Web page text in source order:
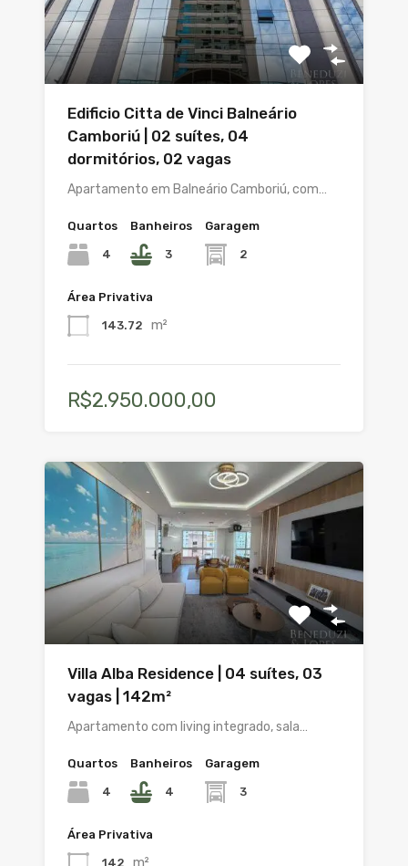
Edificio Citta de Vinci Balneário
Camboriú | 02 suítes, 04
dormitórios, 02 vagas
Apartamento em Balneário Camboriú, com…
Quartos
4
Banheiros
3
Garagem
2
Área Privativa
143.72 m²
R$2.950.000,00
Villa Alba Residence | 04 suítes, 03
vagas | 142m²
Apartamento com living integrado, sala…
Quartos
4
Banheiros
4
Garagem
3
Área Privativa
142 m²